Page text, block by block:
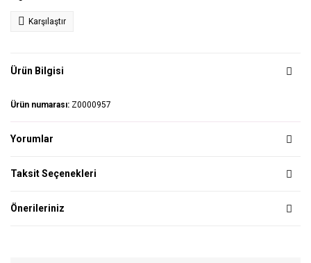
Karşılaştır
Ürün Bilgisi
Ürün numarası: Z0000957
Yorumlar
Taksit Seçenekleri
Önerileriniz